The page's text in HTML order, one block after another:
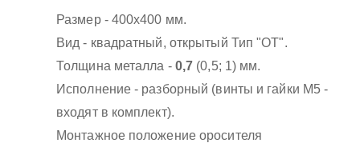
Размер - 400х400 мм.
Вид - квадратный, открытый Тип "ОТ".
Толщина металла - 0,7 (0,5; 1) мм.
Исполнение - разборный (винты и гайки М5 -
входят в комплект).
Монтажное положение оросителя